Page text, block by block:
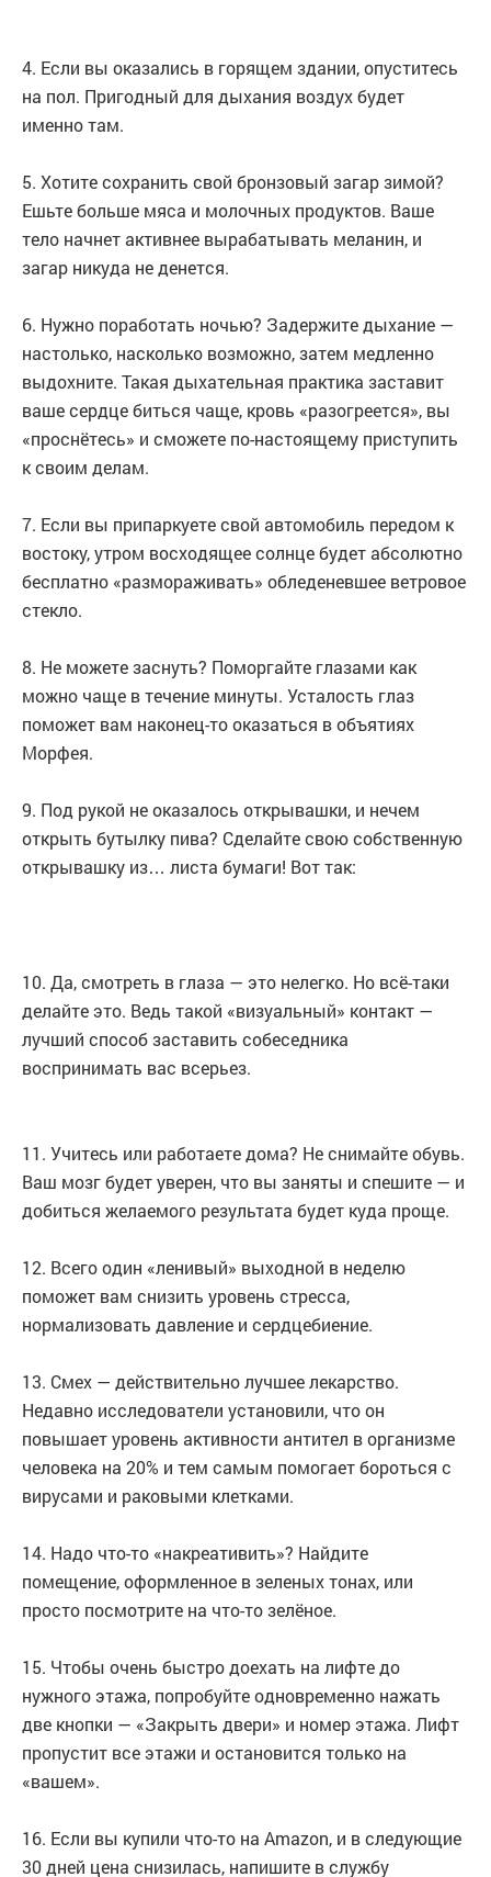
4. Если вы оказались в горящем здании, опуститесь
на пол. Пригодный для дыхания воздух будет
именно там.
5. Хотите сохранить свой бронзовый загар зимой?
Ешьте больше мяса и молочных продуктов. Ваше
тело начнет активнее вырабатывать меланин, и
загар никуда не денется.
6. Нужно поработать ночью? Задержите дыхание —
настолько, насколько возможно, затем медленно
выдохните. Такая дыхательная практика заставит
ваше сердце биться чаще, кровь «разогреется», вы
«проснётесь» и сможете по-настоящему приступить
к своим делам.
7. Если вы припаркуете свой автомобиль передом к
востоку, утром восходящее солнце будет абсолютно
бесплатно «размораживать» обледеневшее ветровое
стекло.
8. Не можете заснуть? Поморгайте глазами как
можно чаще в течение минуты. Усталость глаз
поможет вам наконец-то оказаться в объятиях
Морфея.
9. Под рукой не оказалось открывашки, и нечем
открыть бутылку пива? Сделайте свою собственную
открывашку из… листа бумаги! Вот так:
10. Да, смотреть в глаза — это нелегко. Но всё-таки
делайте это. Ведь такой «визуальный» контакт —
лучший способ заставить собеседника
воспринимать вас всерьез.
11. Учитесь или работаете дома? Не снимайте обувь.
Ваш мозг будет уверен, что вы заняты и спешите — и
добиться желаемого результата будет куда проще.
12. Всего один «ленивый» выходной в неделю
поможет вам снизить уровень стресса,
нормализовать давление и сердцебиение.
13. Смех — действительно лучшее лекарство.
Недавно исследователи установили, что он
повышает уровень активности антител в организме
человека на 20% и тем самым помогает бороться с
вирусами и раковыми клетками.
14. Надо что-то «накреативить»? Найдите
помещение, оформленное в зеленых тонах, или
просто посмотрите на что-то зелёное.
15. Чтобы очень быстро доехать на лифте до
нужного этажа, попробуйте одновременно нажать
две кнопки — «Закрыть двери» и номер этажа. Лифт
пропустит все этажи и остановится только на
«вашем».
16. Если вы купили что-то на Amazon, и в следующие
30 дней цена снизилась, напишите в службу